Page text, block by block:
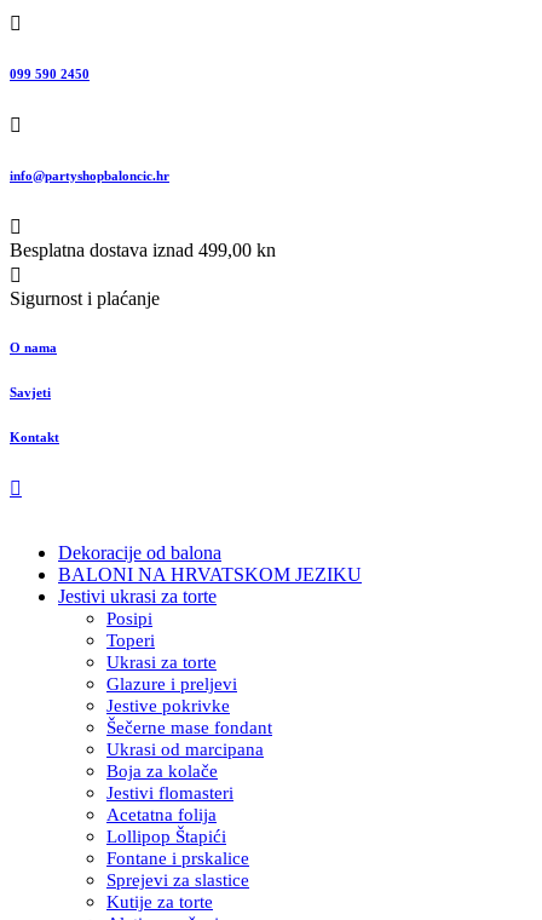
099 590 2450
info@partyshopbaloncic.hr
Besplatna dostava iznad 499,00 kn
Sigurnost i plaćanje
O nama
Savjeti
Kontakt
Dekoracije od balona
BALONI NA HRVATSKOM JEZIKU
Jestivi ukrasi za torte
Posipi
Toperi
Ukrasi za torte
Glazure i preljevi
Jestive pokrivke
Šečerne mase fondant
Ukrasi od marcipana
Boja za kolače
Jestivi flomasteri
Acetatna folija
Lollipop Štapići
Fontane i prskalice
Sprejevi za slastice
Kutije za torte